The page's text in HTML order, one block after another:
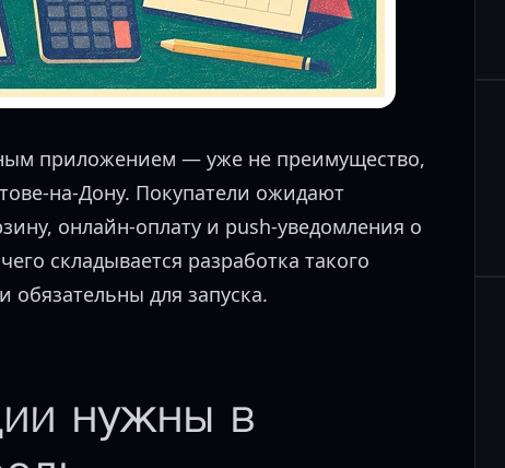
приложением — уже не преимущество,
на-Дону. Покупатели ожидают
онлайн-оплату и push-уведомления о
складывается разработка такого
для запуска.
нужны в